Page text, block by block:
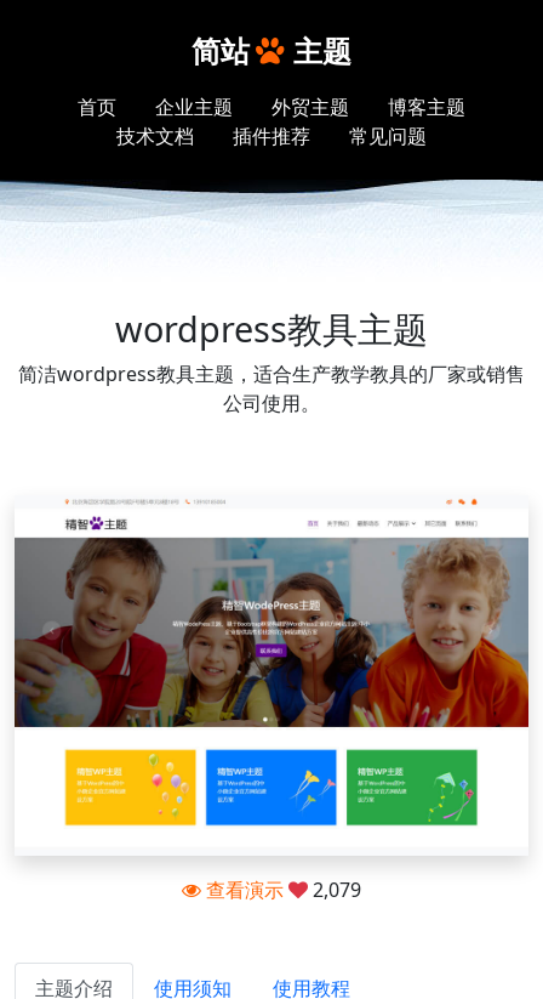
简站 主题
首页 企业主题 外贸主题
博客主题
技术文档
插件推荐 常见问题
wordpress教具主题
简洁wordpress教具主题，适合生产教学教具的厂家或销售
公司使用。
查看演示 2,079
主题介绍 使用须知 使用教程